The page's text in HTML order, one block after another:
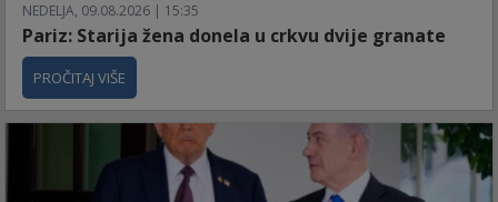
NEDELJA, 09.08.2026 | 15:35
Pariz: Starija žena donela u crkvu dvije granate
PROČITAJ VIŠE